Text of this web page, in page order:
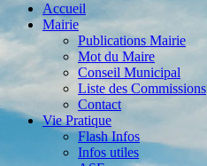
Accueil
Mairie
Publications Mairie
Mot du Maire
Conseil Municipal
Liste des Commissions
Contact
Vie Pratique
Flash Infos
Infos utiles